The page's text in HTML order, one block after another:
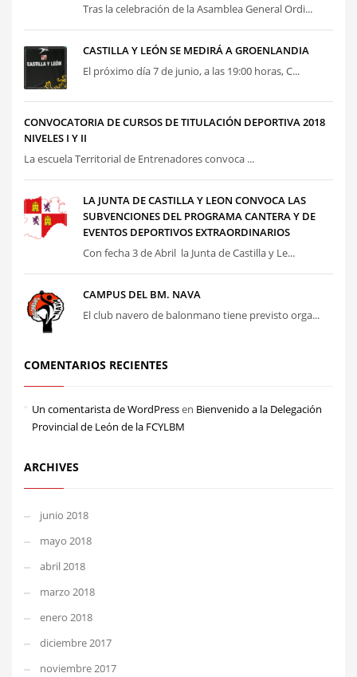
Tras la celebración de la Asamblea General Ordi...
CASTILLA Y LEÓN SE MEDIRÁ A GROENLANDIA
El próximo día 7 de junio, a las 19:00 horas, C...
CONVOCATORIA DE CURSOS DE TITULACIÓN DEPORTIVA 2018
NIVELES I Y II
La escuela Territorial de Entrenadores convoca ...
LA JUNTA DE CASTILLA Y LEON CONVOCA LAS
SUBVENCIONES DEL PROGRAMA CANTERA Y DE
EVENTOS DEPORTIVOS EXTRAORDINARIOS
Con fecha 3 de Abril la Junta de Castilla y Le...
CAMPUS DEL BM. NAVA
El club navero de balonmano tiene previsto orga...
COMENTARIOS RECIENTES
Un comentarista de WordPressen Bienvenido a la Delegación
Provincial de León de la FCYLBM
ARCHIVES
junio 2018
mayo 2018
abril 2018
marzo 2018
enero 2018
diciembre 2017
noviembre 2017